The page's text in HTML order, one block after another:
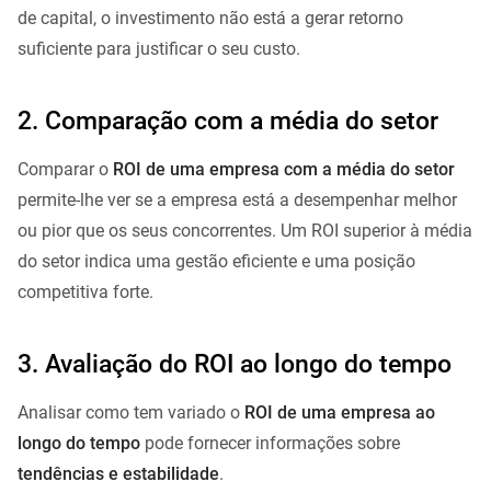
de capital, o investimento não está a gerar retorno
suficiente para justificar o seu custo.
2. Comparação com a média do setor
Comparar o ROI de uma empresa com a média do setor
permite-lhe ver se a empresa está a desempenhar melhor
ou pior que os seus concorrentes. Um ROI superior à média
do setor indica uma gestão eficiente e uma posição
competitiva forte.
3. Avaliação do ROI ao longo do tempo
Analisar como tem variado o ROI de uma empresa ao
longo do tempo pode fornecer informações sobre
tendências e estabilidade.